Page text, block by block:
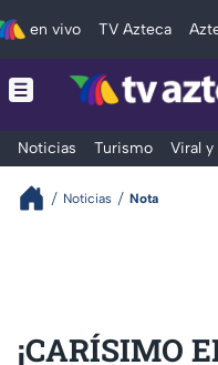
en vivo TV Azteca
Noticias Turismo Viral y
Noticias Nota
¡CARÍSIMO